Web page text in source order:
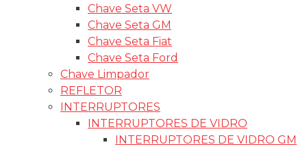
Chave Seta VW
Chave Seta GM
Chave Seta Fiat
Chave Seta Ford
Chave Limpador
REFLETOR
INTERRUPTORES
INTERRUPTORES DE VIDRO
INTERRUPTORES DE VIDRO GM